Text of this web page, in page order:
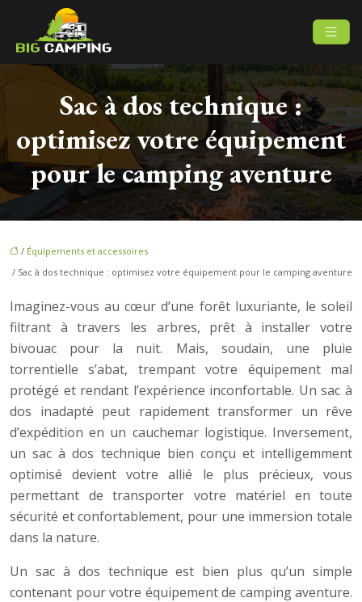
Sac à dos technique :
optimisez votre équipement
pour le camping aventure
/ Équipements et accessoires
/ Sac à dos technique : optimisez votre équipement pour le camping aventure
Imaginez-vous au cœur d’une forêt luxuriante, le soleil
filtrant à travers les arbres, prêt à installer votre
bivouac pour la nuit. Mais, soudain, une pluie
torrentielle s’abat, trempant votre équipement mal
protégé et rendant l’expérience inconfortable. Un sac à
dos inadapté peut rapidement transformer un rêve
d’expédition en un cauchemar logistique. Inversement,
un sac à dos technique bien conçu et intelligemment
optimisé devient votre allié le plus précieux, vous
permettant de transporter votre matériel en toute
sécurité et confortablement, pour une immersion totale
dans la nature.
Un sac à dos technique est bien plus qu’un simple
contenant pour votre équipement de camping aventure.